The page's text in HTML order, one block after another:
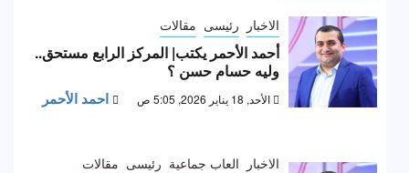
الاخبار رئيسى مقالات
أحمد الأحمر يكتب| المركز الرابع مستحق..
وليه حسام حسن ؟
الأحد, 18 يناير 2026, 5:05 ص احمد الأحمر
الاخبار العاب جماعية رئيسى مقالات